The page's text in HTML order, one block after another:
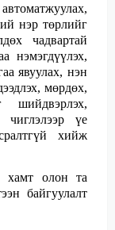
нэр төрлийг
чадвартай
нэмэгдүүлэх,
явуулах, нэн
мөрдөх,
шийдвэрлэх,
чиглэлээр үе
хийж
олон та
байгуулалт